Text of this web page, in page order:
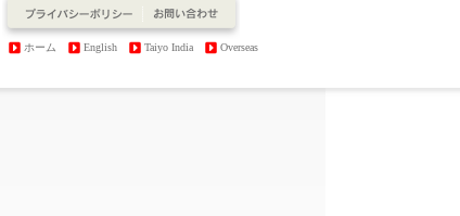
ホーム English Taiyo India Overseas